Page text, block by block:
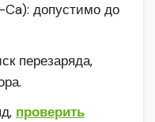
допустимо до
перезаряда,
проверить